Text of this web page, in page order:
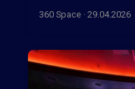
360 Space · 29.04.2026